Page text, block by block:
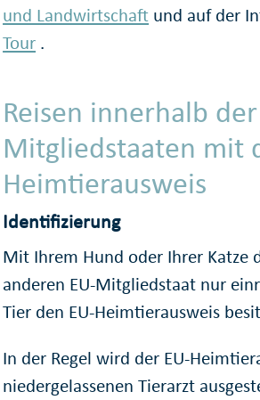
und Landwirtschaft und auf der
Tour .
Reisen innerhalb
Mitgliedstaaten mit
Heimtierausweis
Identifizierung
Mit Ihrem Hund oder Ihrer Katze
anderen EU-Mitgliedstaat nur
Tier den EU-Heimtierausweis
In der Regel wird der EU-
niedergelassenen Tierarzt